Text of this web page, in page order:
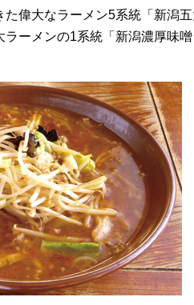
偉大なラーメン5系統「新潟
ーメンの1系統「新潟濃厚味